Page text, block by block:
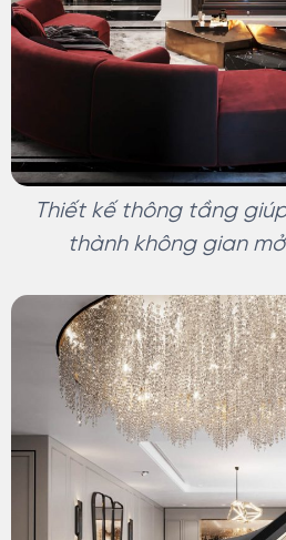
Thiết kế thông tầng
thành không gian